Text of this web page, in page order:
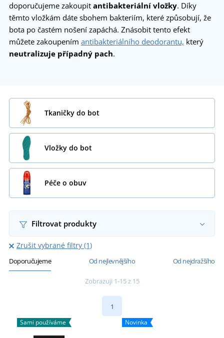
doporučujeme zakoupit antibakteriální vložky. Díky
těmto vložkám dáte sbohem bakteriím, které způsobují, že
bota po častém nošení zapáchá. Znásobit tento efekt
můžete zakoupením antibakteriálního deodorantu, který
neutralizuje případný pach.
Tkaničky do bot
Vložky do bot
Péče o obuv
Filtrovat produkty
Zrušit vybrané filtry (1)
Doporučujeme Od nejlevnějšího Od nejdražšího
Zobrazuji 1-15 z 15
1
Sami používáme Novinka